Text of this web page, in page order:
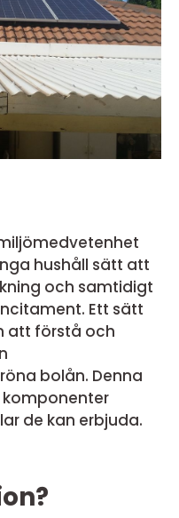
hushåll sätt att
och samtidigt
Ett sätt
att förstå och
bolån. Denna
komponenter
de kan erbjuda.